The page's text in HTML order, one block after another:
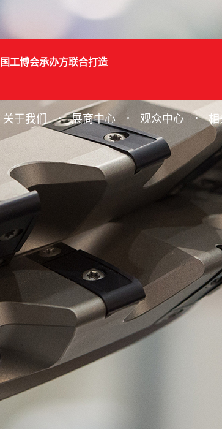
工博会承办方联合打造
关于我们 展商中心 观众中心